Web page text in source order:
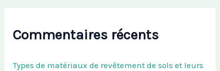
Commentaires récents
Types de matériaux de revêtement de sols et leurs